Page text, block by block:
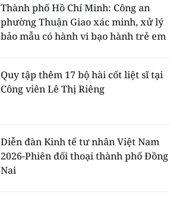
Thành phố Hồ Chí Minh: Công an
phường Thuận Giao xác minh, xử lý
bảo mẫu có hành vi bạo hành trẻ em
Quy tập thêm 17 bộ hài cốt liệt sĩ tại
Công viên Lê Thị Riêng
Diễn đàn Kinh tế tư nhân Việt Nam
2026-Phiên đối thoại thành phố Đồng
Nai